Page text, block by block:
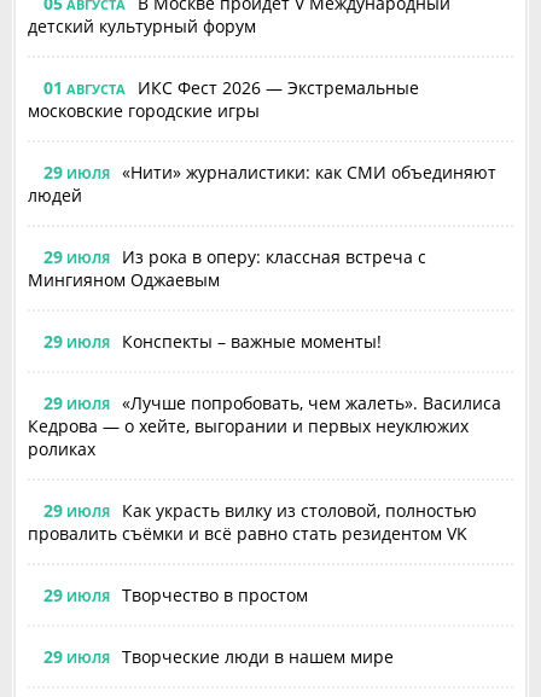
АВГУСТА
детский культурный форум
01 АВГУСТА
ИКС Фест 2026 — Экстремальные
московские городские игры
29 ИЮЛЯ
«Нити» журналистики: как СМИ объединяют
людей
29 ИЮЛЯ
Из рока в оперу: классная встреча с
Мингияном Оджаевым
29 ИЮЛЯ Конспекты – важные моменты!
29 ИЮЛЯ
«Лучше попробовать, чем жалеть». Василиса
Кедрова — о хейте, выгорании и первых неуклюжих
роликах
29 ИЮЛЯ
Как украсть вилку из столовой, полностью
провалить съёмки и всё равно стать резидентом VK
29 ИЮЛЯ Творчество в простом
29 ИЮЛЯ Творческие люди в нашем мире